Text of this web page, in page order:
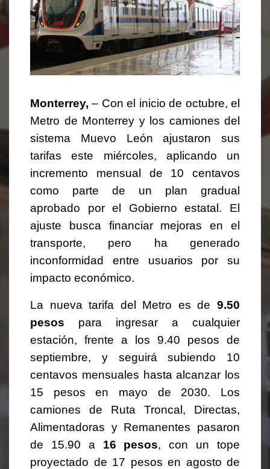
Monterrey, – Con el inicio de octubre, el
Metro de Monterrey y los camiones del
sistema Muevo León ajustaron sus
tarifas este miércoles, aplicando un
incremento mensual de 10 centavos
como parte de un plan gradual
aprobado por el Gobierno estatal. El
ajuste busca financiar mejoras en el
transporte, pero ha generado
inconformidad entre usuarios por su
impacto económico.
La nueva tarifa del Metro es de 9.50
pesos para ingresar a cualquier
estación, frente a los 9.40 pesos de
septiembre, y seguirá subiendo 10
centavos mensuales hasta alcanzar los
15 pesos en mayo de 2030. Los
camiones de Ruta Troncal, Directas,
Alimentadoras y Remanentes pasaron
de 15.90 a 16 pesos, con un tope
proyectado de 17 pesos en agosto de